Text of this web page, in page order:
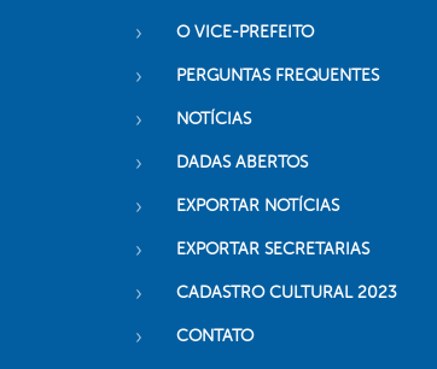
O VICE-PREFEITO
PERGUNTAS FREQUENTES
NOTÍCIAS
DADAS ABERTOS
EXPORTAR NOTÍCIAS
EXPORTAR SECRETARIAS
CADASTRO CULTURAL 2023
CONTATO